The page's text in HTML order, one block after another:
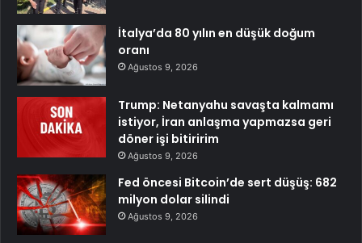
İtalya’da 80 yılın en düşük doğum
oranı
Ağustos 9, 2026
Trump: Netanyahu savaşta kalmamı
istiyor, İran anlaşma yapmazsa geri
döner işi bitiririm
Ağustos 9, 2026
Fed öncesi Bitcoin’de sert düşüş: 682
milyon dolar silindi
Ağustos 9, 2026